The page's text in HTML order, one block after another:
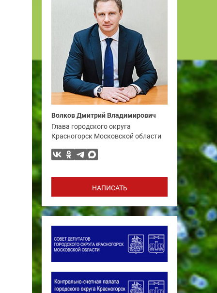
Волков Дмитрий Владимирович
Глава городского округа
Красногорск Московской области
НАПИСАТЬ